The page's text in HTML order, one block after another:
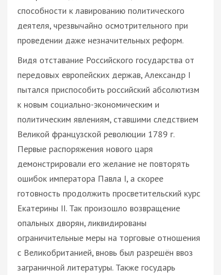
способности к лавированию политического
деятеля, чрезвычайно осмотрительного при
проведении даже незначительных реформ.
Видя отставание Российского государства от
передовых европейских держав, Александр І
пытался приспособить российский абсолютизм
к новым социально-экономическим и
политическим явлениям, ставшими следствием
Великой французской революции 1789 г.
Первые распоряжения нового царя
демонстрировали его желание не повторять
ошибок императора Павла I, а скорее
готовность продолжить просветительский курс
Екатерины ІІ. Так произошло возвращение
опальных дворян, ликвидированы
ограничительные меры на торговые отношения
с Великобританией, вновь был разрешён ввоз
заграничной литературы. Также государь